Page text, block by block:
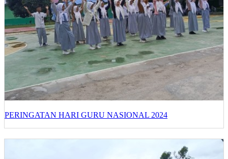
PERINGATAN HARI GURU NASIONAL 2024